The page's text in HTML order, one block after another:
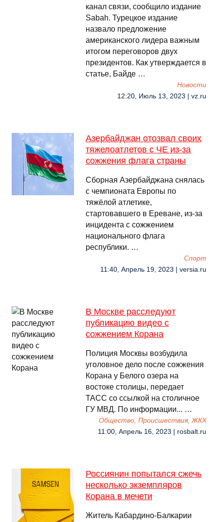
канал связи, сообщило издание
Sabah. Турецкое издание
назвало предложение
американского лидера важным
итогом переговоров двух
президентов. Как утверждается в
статье, Байде …
Новости
12:20, Июль 13, 2023 | vz.ru
Азербайджан отозвал своих
тяжелоатлетов с ЧЕ из-за
сожжения флага страны
Сборная Азербайджана снялась
с чемпионата Европы по
тяжёлой атлетике,
стартовавшего в Ереване, из-за
инцидента с сожжением
национального флага
республики. …
Спорт
11:40, Апрель 19, 2023 | versia.ru
В Москве расследуют
публикацию видео с
сожжением Корана
Полиция Москвы возбудила
уголовное дело после сожжения
Корана у Белого озера на
востоке столицы, передает
ТАСС со ссылкой на столичное
ГУ МВД. По информации... …
Общество, Происшествия, ЖКХ
11:00, Апрель 16, 2023 | rosbalt.ru
Россиянин попытался сжечь
несколько экземпляров
Корана в мечети
Житель Кабардино-Балкарии